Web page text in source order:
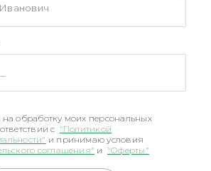
обработку моих персональных
с "Политикой
и принимаю условия
соглашения" и "Оферты"